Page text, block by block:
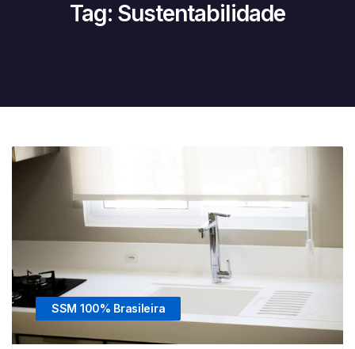
Tag: Sustentabilidade
SSM 100% Brasileira